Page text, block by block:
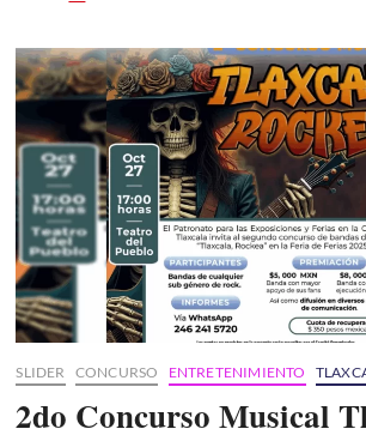
al
Teatro
del
Pueblo
SLIDER CONCURSO ENTRETENIMIENTO
2do Concurso Musical